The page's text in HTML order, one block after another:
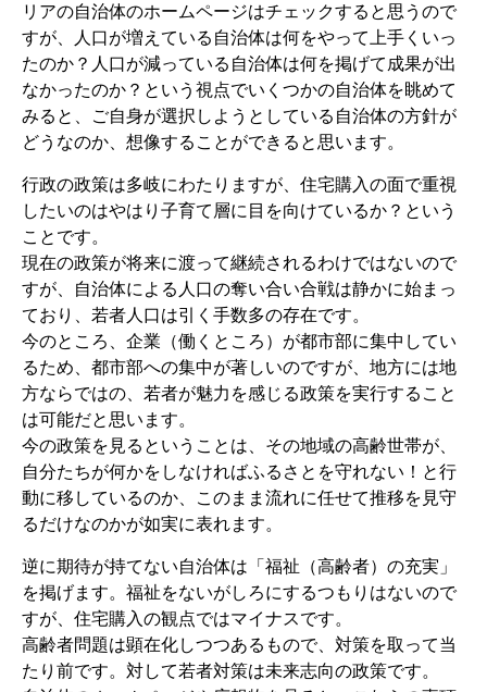
リアの自治体のホームページはチェックすると思うので
すが、人口が増えている自治体は何をやって上手くいっ
たのか？人口が減っている自治体は何を掲げて成果が出
なかったのか？という視点でいくつかの自治体を眺めて
みると、ご自身が選択しようとしている自治体の方針が
どうなのか、想像することができると思います。
行政の政策は多岐にわたりますが、住宅購入の面で重視
したいのはやはり子育て層に目を向けているか？という
ことです。
現在の政策が将来に渡って継続されるわけではないので
すが、自治体による人口の奪い合い合戦は静かに始まっ
ており、若者人口は引く手数多の存在です。
今のところ、企業（働くところ）が都市部に集中してい
るため、都市部への集中が著しいのですが、地方には地
方ならではの、若者が魅力を感じる政策を実行すること
は可能だと思います。
今の政策を見るということは、その地域の高齢世帯が、
自分たちが何かをしなければふるさとを守れない！と行
動に移しているのか、このまま流れに任せて推移を見守
るだけなのかが如実に表れます。
逆に期待が持てない自治体は「福祉（高齢者）の充実」
を掲げます。福祉をないがしろにするつもりはないので
すが、住宅購入の観点ではマイナスです。
高齢者問題は顕在化しつつあるもので、対策を取って当
たり前です。対して若者対策は未来志向の政策です。